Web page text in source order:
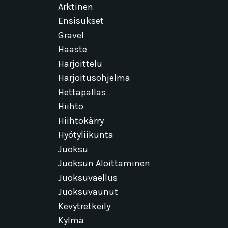
Arktinen
Ensisukset
Gravel
Haaste
Harjoittelu
Harjoitusohjelma
Hettapallas
Hiihto
Hiihtokärry
Hyötyliikunta
Juoksu
Juoksun Aloittaminen
Juoksuvaellus
Juoksuvaunut
Kevytretkeily
Kylmä